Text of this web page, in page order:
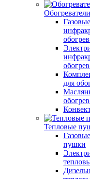
Обогреватели
Газовые
для
Тепловые
пушки